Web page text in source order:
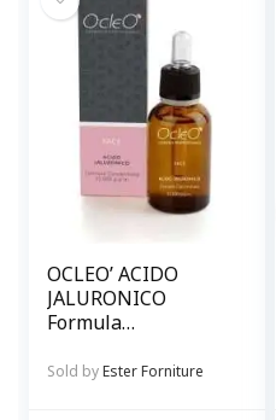
OCLEO’ ACIDO
JALURONICO
Formula
p.p.m.
Sold byEster Forniture